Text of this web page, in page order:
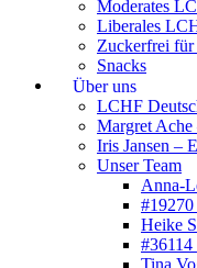
Moderates
Liberales
Zuckerfrei
Snacks
Über uns
LCHF
Margret Ache
Iris Jansen –
Unser Team
Anna-
Heike
Tina